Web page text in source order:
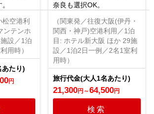
円
松空港利
ンテンホ
設／1泊
用時）
21,300円 ～64,500円
奈良も選択OK。
（関東発／往復大阪(伊丹・
関西・神戸)空港利用／1泊
目: ホテル新大阪 ほか 29施
設／1泊2日一例／2名1室利
用時）
検索